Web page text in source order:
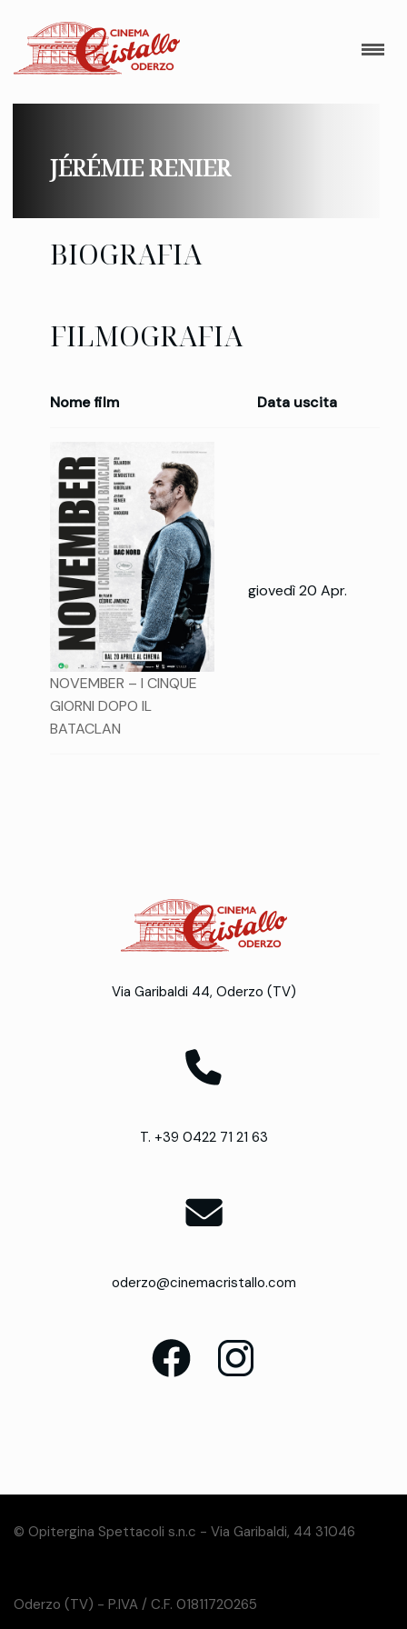
JÉRÉMIE RENIER
BIOGRAFIA
FILMOGRAFIA
Nome film Data uscita
NOVEMBER – I CINQUE
GIORNI DOPO IL
BATACLAN
giovedì 20 Apr.
Via Garibaldi 44, Oderzo (TV)
T. +39 0422 71 21 63
oderzo@cinemacristallo.com
© Opitergina Spettacoli s.n.c - Via Garibaldi, 44 31046
Oderzo (TV) - P.IVA / C.F. 01811720265